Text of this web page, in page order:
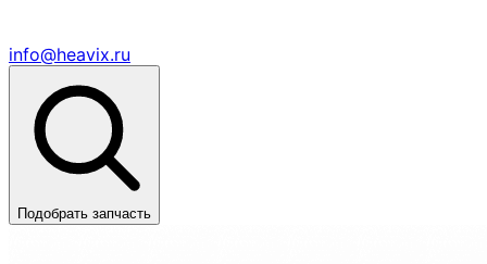
info@heavix.ru
Подобрать запчасть